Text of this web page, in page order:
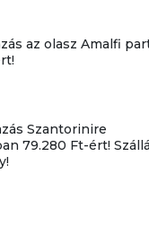
az olasz Amalfi
Szantorinire
79.280 Ft-ért!